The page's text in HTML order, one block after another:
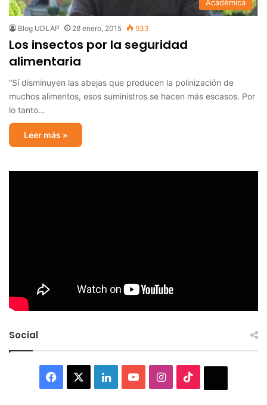
Académica
Blog UDLAP 28 enero, 2015 933
Los insectos por la seguridad
alimentaria
“Sí disminuyen las abejas que producen la polinización de
muchos alimentos, esos suministros se hacen más escasos. Por
lo tanto…
Leer más »
Social
Facebook LinkedInYouTubeInstagram